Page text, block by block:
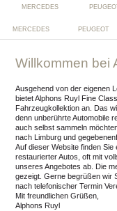
MERCEDES PEUGEOT
Willkommen
Ausgehend von der eigenen
bietet Alphons Ruyl Fine
Fahrzeugkollektion an. Das
denn unberührte Automobile
auch selbst sammeln
nach Limburg und
Auf dieser Website finden
restaurierter Autos, oft mit
unseres Angebotes ab. Die
gezeigt. Gerne begrüßen wir
nach telefonischer Termin
Mit freundlichen Grüßen,
Alphons Ruyl